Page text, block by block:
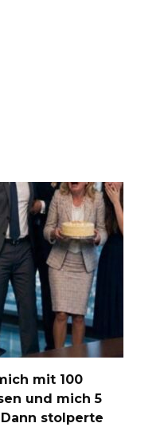
mit 100
und mich 5
stolperte